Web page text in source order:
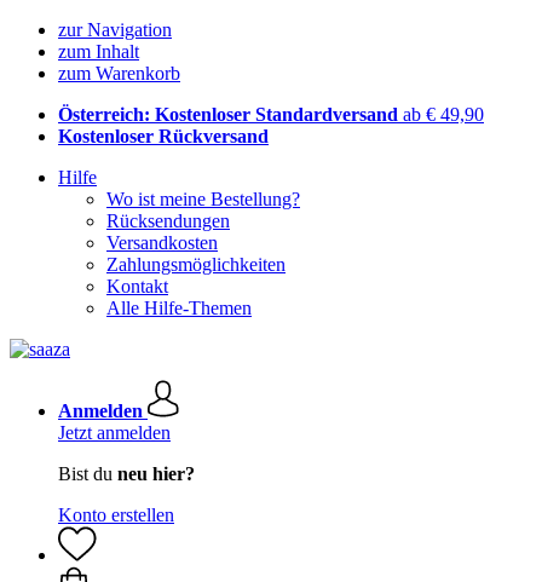
zur Navigation
zum Inhalt
zum Warenkorb
Österreich: Kostenloser Standardversand ab € 49,90
Kostenloser Rückversand
Hilfe
Wo ist meine Bestellung?
Rücksendungen
Versandkosten
Zahlungsmöglichkeiten
Kontakt
Alle Hilfe-Themen
Anmelden
Jetzt anmelden
Bist du neu hier?
Konto erstellen